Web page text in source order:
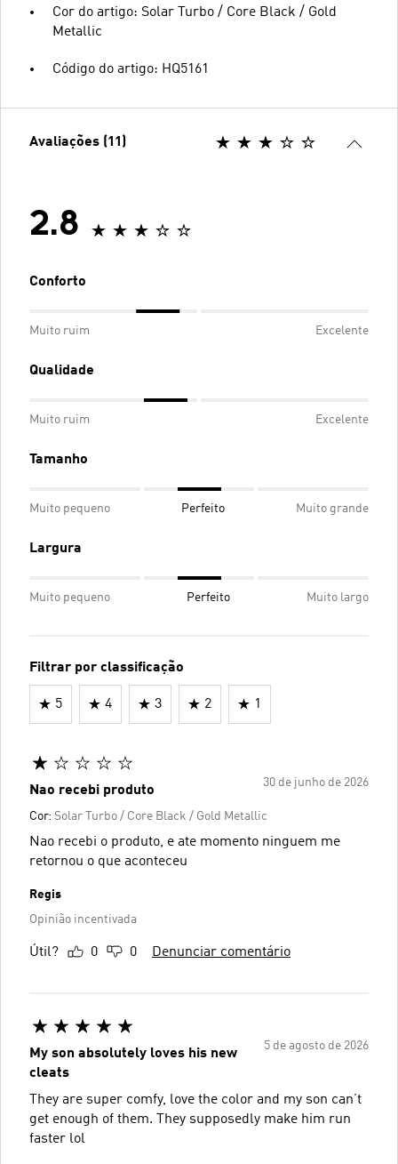
Cor do artigo: Solar Turbo / Core Black / Gold
Metallic
Código do artigo: HQ5161
Avaliações (11)
2.8
Conforto
Muito ruim Excelente
Qualidade
Muito ruim Excelente
Tamanho
Muito pequeno Perfeito Muito grande
Largura
Muito pequeno Perfeito Muito largo
Filtrar por classificação
5 4 3 2 1
30 de junho de 2026
Nao recebi produto
Cor: Solar Turbo / Core Black / Gold Metallic
Nao recebi o produto, e ate momento ninguem me
retornou o que aconteceu
Regis
Opinião incentivada
Útil? 0 0 Denunciar comentário
5 de agosto de 2026
My son absolutely loves his new
cleats
They are super comfy, love the color and my son can’t
get enough of them. They supposedly make him run
faster lol